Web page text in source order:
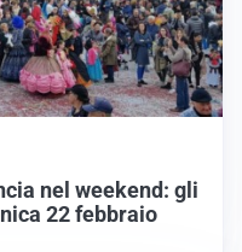
nel weekend: gli
22 febbraio